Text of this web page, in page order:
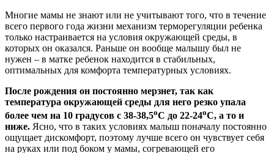
Многие мамы не знают или не учитывают того, что в течение
всего первого года жизни механизм терморегуляции ребенка
только настраивается на условия окружающей среды, в
которых он оказался. Раньше он вообще малышу был не
нужен – в матке ребенок находится в стабильных,
оптимальных для комфорта температурных условиях.
После рождения он постоянно мерзнет, так как
температура окружающей среды для него резко упала
более чем на 10 градусов с 38-38,5оС до 22-24оС, а то и
ниже. Ясно, что в таких условиях малыш поначалу постоянно
ощущает дискомфорт, поэтому лучше всего он чувствует себя
на руках или под боком у мамы, согревающей его